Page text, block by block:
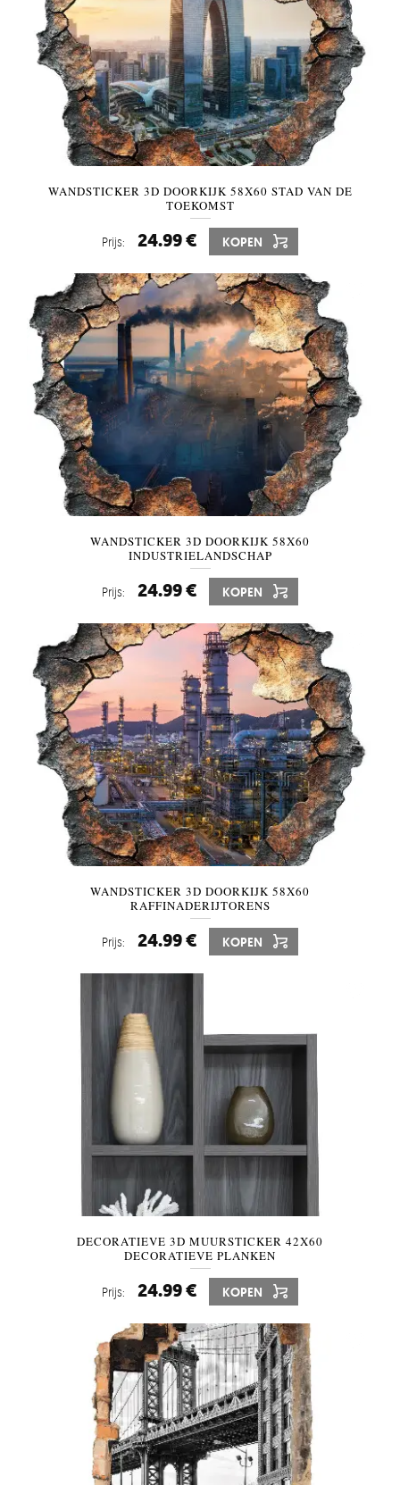
WANDSTICKER 3D DOORKIJK 58X60 STAD VAN DE
TOEKOMST
Prijs: 24.99 € KOPEN
WANDSTICKER 3D DOORKIJK 58X60
INDUSTRIELANDSCHAP
Prijs: 24.99 € KOPEN
WANDSTICKER 3D DOORKIJK 58X60
RAFFINADERIJTORENS
Prijs: 24.99 € KOPEN
DECORATIEVE 3D MUURSTICKER 42X60
DECORATIEVE PLANKEN
Prijs: 24.99 € KOPEN